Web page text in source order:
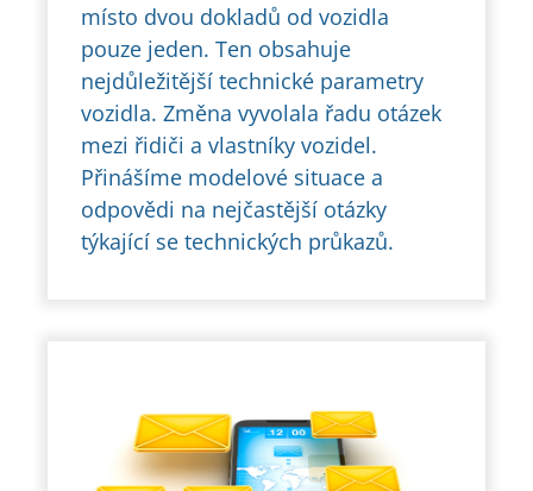
místo dvou dokladů od vozidla
pouze jeden. Ten obsahuje
nejdůležitější technické parametry
vozidla. Změna vyvolala řadu otázek
mezi řidiči a vlastníky vozidel.
Přinášíme modelové situace a
odpovědi na nejčastější otázky
týkající se technických průkazů.